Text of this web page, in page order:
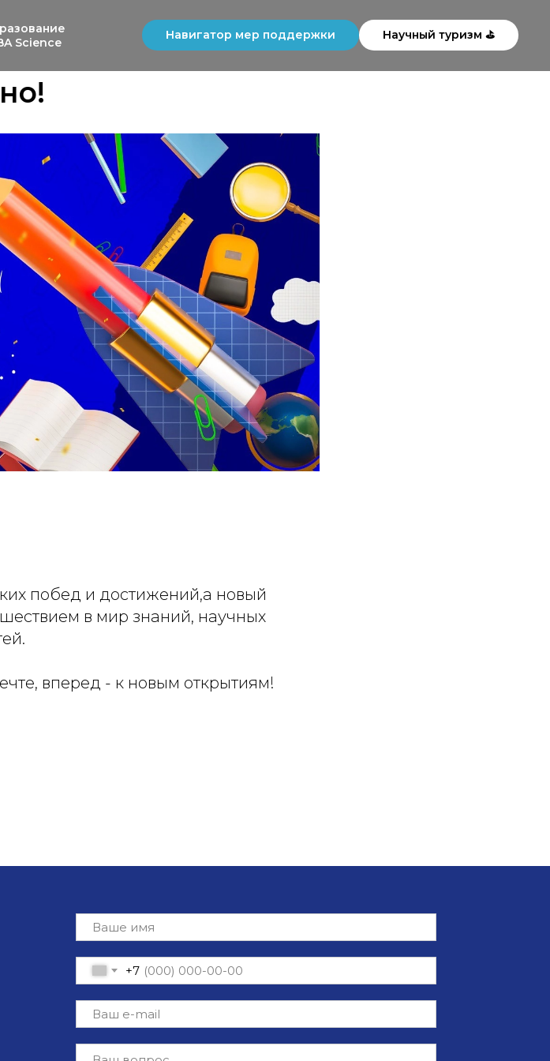
Science
Навигатор мер поддержки Научный туризм ⛳
побед и достижений,а новый
в мир знаний, научных
вперед - к новым открытиям!
+7